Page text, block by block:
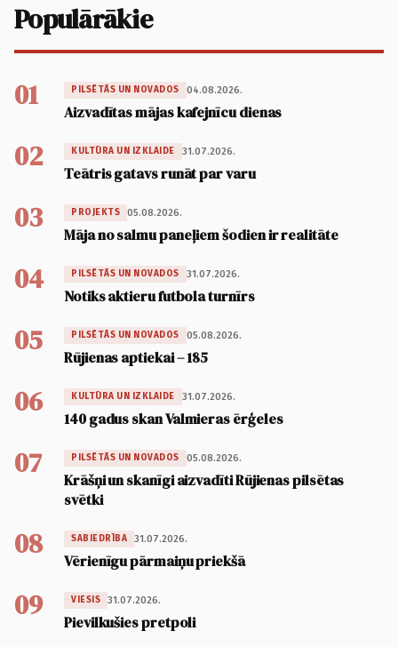
Populārākie
01 PILSĒTĀS UN NOVADOS 04.08.2026.
Aizvadītas mājas kafejnīcu dienas
02 KULTŪRA UN IZKLAIDE 31.07.2026.
Teātris gatavs runāt par varu
03 PROJEKTS 05.08.2026.
Māja no salmu paneļiem šodien ir realitāte
04 PILSĒTĀS UN NOVADOS 31.07.2026.
Notiks aktieru futbola turnīrs
05 PILSĒTĀS UN NOVADOS 05.08.2026.
Rūjienas aptiekai – 185
06 KULTŪRA UN IZKLAIDE 31.07.2026.
140 gadus skan Valmieras ērģeles
07 PILSĒTĀS UN NOVADOS 05.08.2026.
Krāšņi un skanīgi aizvadīti Rūjienas pilsētas
svētki
08 SABIEDRĪBA 31.07.2026.
Vērienīgu pārmaiņu priekšā
09 VIESIS 31.07.2026.
Pievilkušies pretpoli